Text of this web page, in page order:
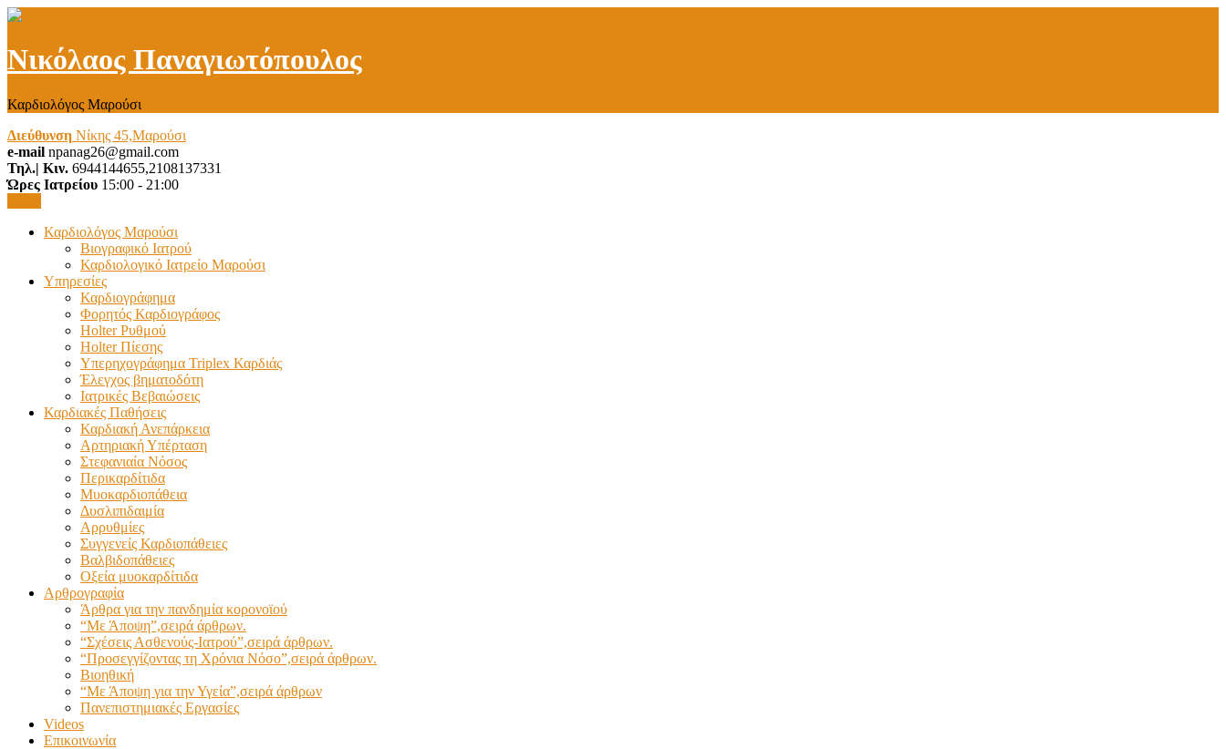
Νικόλαος Παναγιωτόπουλος
Καρδιολόγος Μαρούσι
Διεύθυνση Νίκης 45,Μαρούσι
e-mail npanag26@gmail.com
Τηλ.| Κιν. 6944144655,2108137331
Ώρες Ιατρείου 15:00 - 21:00
Καρδιολόγος Μαρούσι
Βιογραφικό Ιατρού
Καρδιολογικό Ιατρείο Μαρούσι
Υπηρεσίες
Καρδιογράφημα
Φορητός Καρδιογράφος
Holter Ρυθμού
Holter Πίεσης
Υπερηχογράφημα Triplex Καρδιάς
Έλεγχος βηματοδότη
Ιατρικές Βεβαιώσεις
Καρδιακές Παθήσεις
Καρδιακή Ανεπάρκεια
Αρτηριακή Υπέρταση
Στεφανιαία Νόσος
Περικαρδίτιδα
Μυοκαρδιοπάθεια
Δυσλιπιδαιμία
Αρρυθμίες
Συγγενείς Καρδιοπάθειες
Βαλβιδοπάθειες
Οξεία μυοκαρδίτιδα
Αρθρογραφία
Άρθρα για την πανδημία κορονοϊού
“Με Άποψη”,σειρά άρθρων.
“Σχέσεις Ασθενούς-Ιατρού”,σειρά άρθρων.
“Προσεγγίζοντας τη Χρόνια Νόσο”,σειρά άρθρων.
Βιοηθική
“Με Άποψη για την Υγεία”,σειρά άρθρων
Πανεπιστημιακές Εργασίες
Videos
Επικοινωνία